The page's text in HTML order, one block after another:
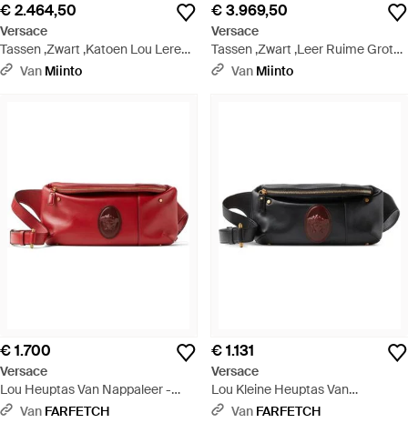
€ 2.464,50
Versace
Tassen ,Zwart ,Katoen Lou Leren
Rugzak - Zwart
Van Miinto
€ 3.969,50
Versace
Tassen ,Zwart ,Leer Ruime Grote
Leren Duffel Bag - Zwart
Van Miinto
€ 1.700
Versace
Lou Heuptas Van Nappaleer -
RoodVan FARFETCH
€ 1.131
Versace
Lou Kleine Heuptas Van
Nappaleer - Zwart
Van FARFETCH